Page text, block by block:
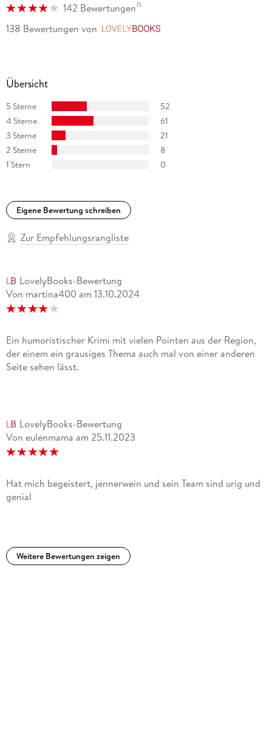
142 Bewertungen15
138 Bewertungen von
Übersicht
5 Sterne
52
4 Sterne
61
3 Sterne
21
2 Sterne
8
1 Stern
0
Eigene Bewertung schreiben
Zur Empfehlungsrangliste
LovelyBooks-Bewertung
Von martina400 am 13.10.2024
Ein humoristischer Krimi mit vielen Pointen aus der Region,
der einem ein grausiges Thema auch mal von einer anderen
Seite sehen lässt.
LovelyBooks-Bewertung
Von eulenmama am 25.11.2023
Hat mich begeistert, jennerwein und sein Team sind urig und
genial
Weitere Bewertungen zeigen